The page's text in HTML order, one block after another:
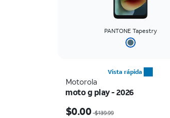
PANTONE Tapestry
Vista rápida
Motorola
moto g play - 2026
$0.00 $139.99